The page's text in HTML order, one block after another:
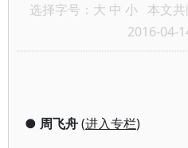
选择字号： 大 中 小 本文共
2016-04-
● 周飞舟(进入专栏)